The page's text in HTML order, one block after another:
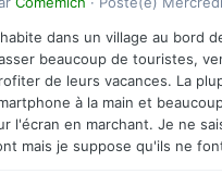
dans un village au bord
beaucoup de touristes,
de leurs vacances. La
à la main et
l'écran en marchant. Je ne
mais je suppose qu'ils ne